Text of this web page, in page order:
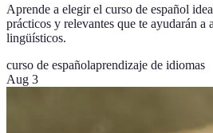
Aprende a elegir el curso de español
prácticos y relevantes que te ayudarán a
lingüísticos.
curso de españolaprendizaje de idiomas
Aug 3